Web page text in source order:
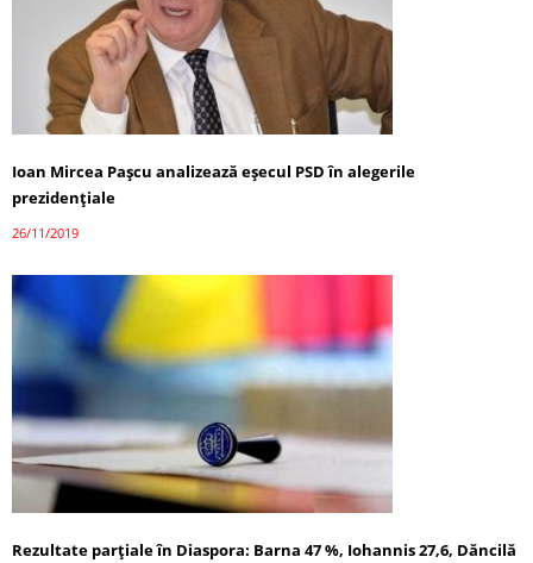
Ioan Mircea Pașcu analizează eșecul PSD în alegerile
prezidențiale
26/11/2019
Rezultate parțiale în Diaspora: Barna 47 %, Iohannis 27,6, Dăncilă